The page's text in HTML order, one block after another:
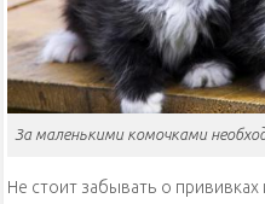
За маленькими комочками
Не стоит забывать о